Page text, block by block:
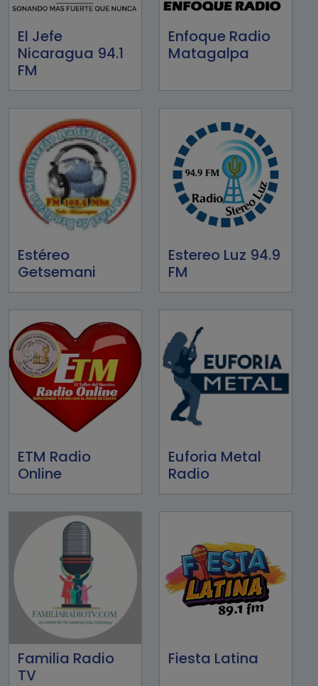
El Jefe
Nicaragua 94.1
FM
Enfoque Radio
Matagalpa
Estéreo
Getsemani
Estereo Luz 94.9
FM
ETM Radio
Online
Euforia Metal
Radio
Familia Radio
TV
Fiesta Latina